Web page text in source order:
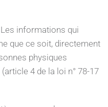
Les informations qui
que ce soit, directement
physiques
4 de la loi n° 78-17